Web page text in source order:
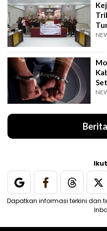
Dapatkan informasi terkini dan